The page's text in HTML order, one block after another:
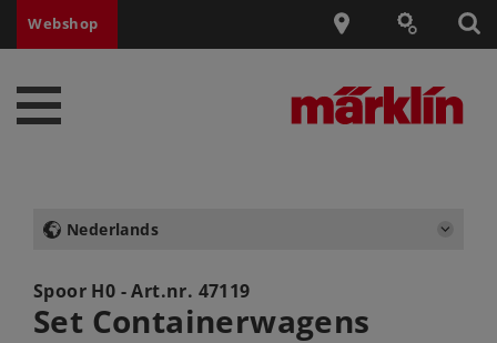
Webshop
Nederlands
Spoor H0 - Art.nr. 47119
Set Containerwagens